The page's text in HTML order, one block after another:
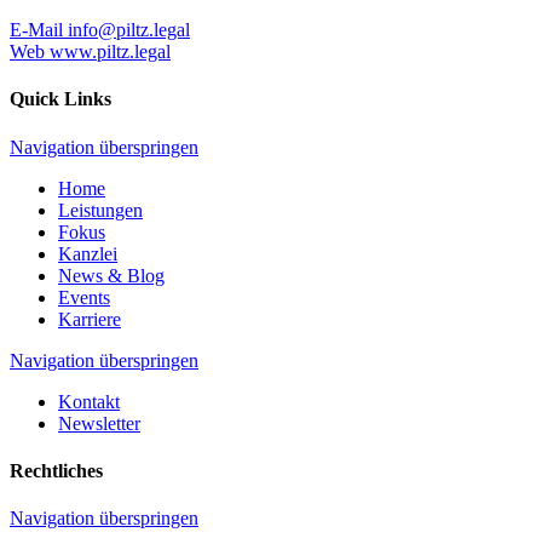
E-Mail info@piltz.legal
Web www.piltz.legal
Quick Links
Navigation überspringen
Home
Leistungen
Fokus
Kanzlei
News & Blog
Events
Karriere
Navigation überspringen
Kontakt
Newsletter
Rechtliches
Navigation überspringen